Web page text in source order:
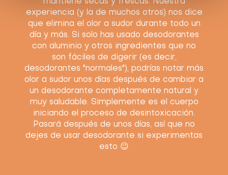
mantiene secas y frescas. Nuestra
experiencia (y la de muchos otros) nos dice
que elimina el olor a sudor durante todo un
día y más. Si solo has usado desodorantes
con aluminio y otros ingredientes que no
son fáciles de digerir (es decir,
desodorantes "normales"), podrías notar más
olor a sudor unos días después de cambiar a
un desodorante completamente natural y
muy saludable. Simplemente es el cuerpo
iniciando el proceso de desintoxicación.
Pasará después de unos días, así que no
dejes de usar desodorante si experimentas
esto 😉